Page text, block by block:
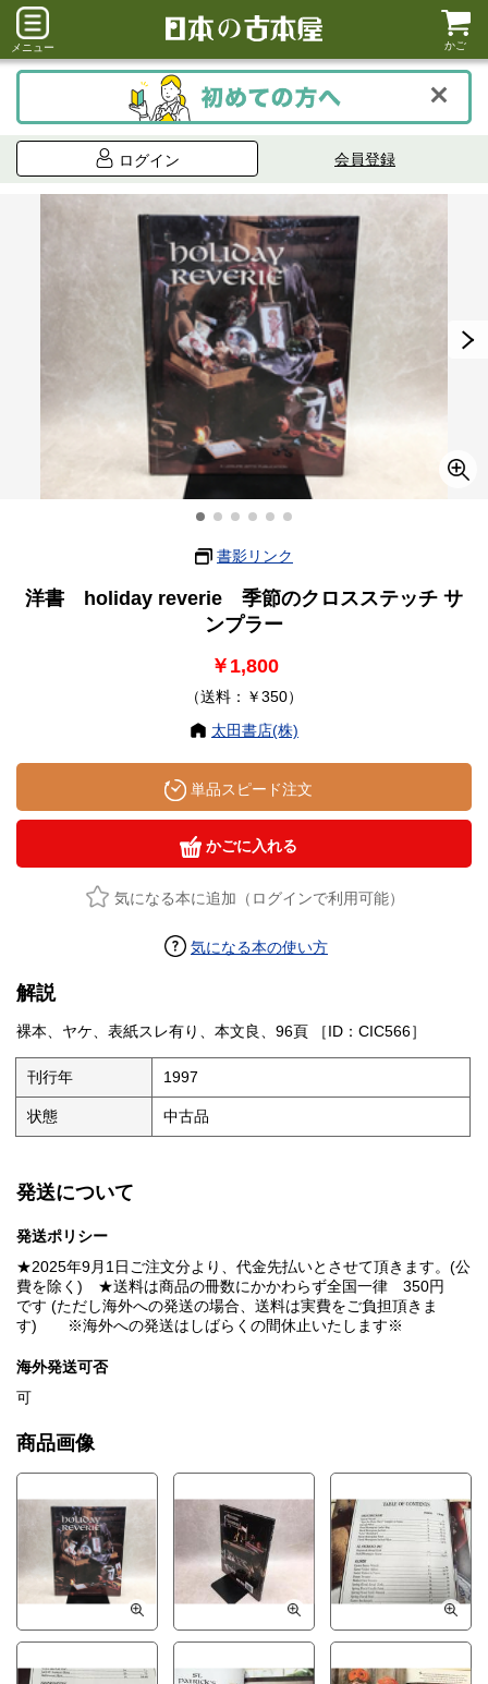
メニュー かご
ログイン 会員登録
書影リンク
洋書 holiday reverie 季節のクロスステッチ サ
ンプラー
￥1,800
（送料：￥350）
太田書店(株)
単品スピード注文
かごに入れる
気になる本に追加（ログインで利用可能）
気になる本の使い方
解説
裸本、ヤケ、表紙スレ有り、本文良、96頁 ［ID：CIC566］
刊行年 1997
状態 中古品
発送について
発送ポリシー
★2025年9月1日ご注文分より、代金先払いとさせて頂きます。(公
費を除く) ★送料は商品の冊数にかかわらず全国一律 350円
です (ただし海外への発送の場合、送料は実費をご負担頂きま
す) ※海外への発送はしばらくの間休止いたします※
海外発送可否
可
商品画像